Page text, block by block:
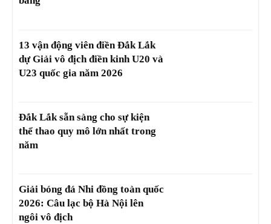
13 vận động viên điền Đắk Lắk
dự Giải vô địch điền kinh U20 và
U23 quốc gia năm 2026
Đắk Lắk sẵn sàng cho sự kiện
thể thao quy mô lớn nhất trong
năm
Giải bóng đá Nhi đồng toàn quốc
2026: Câu lạc bộ Hà Nội lên
ngôi vô địch